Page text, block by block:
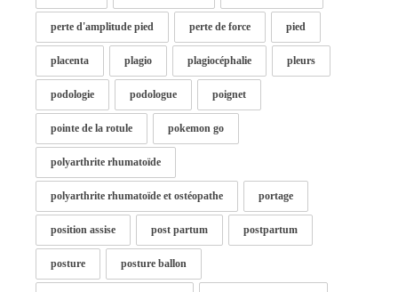
perte d'amplitude pied perte de force pied
placenta plagio plagiocéphalie pleurs
podologie podologue poignet
pointe de la rotule pokemon go
polyarthrite rhumatoïde
polyarthrite rhumatoïde et ostéopathe portage
position assise post partum postpartum
posture posture ballon